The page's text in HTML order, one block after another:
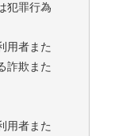
犯罪行為
用者また
詐欺また
用者また